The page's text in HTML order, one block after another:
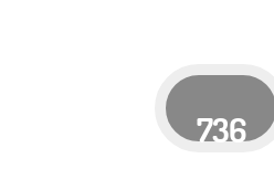
736